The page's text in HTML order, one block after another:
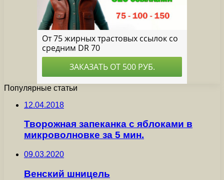
Популярные статьи
12.04.2018
Творожная запеканка с яблоками в
микроволновке за 5 мин.
09.03.2020
Венский шницель